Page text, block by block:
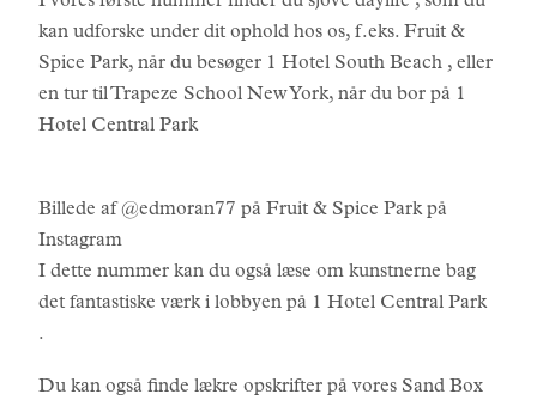
kan udforske under dit ophold hos os, f.eks. Fruit &
Spice Park, når du besøger 1 Hotel South Beach , eller
en tur til Trapeze School New York, når du bor på 1
Hotel Central Park
Billede af @edmoran77 på Fruit & Spice Park på
Instagram
I dette nummer kan du også læse om kunstnerne bag
det fantastiske værk i lobbyen på 1 Hotel Central Park
.
Du kan også finde lækre opskrifter på vores Sand Box